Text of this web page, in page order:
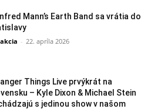
Mann’s Earth Band sa vrátia do
- 22. apríla 2026
Things Live prvýkrát na
– Kyle Dixon & Michael Stein
s jedinou show v našom